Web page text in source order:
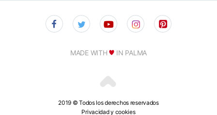
2019 © Todos los derechos reservados
Privacidad y cookies
MADE WITH IN PALMA